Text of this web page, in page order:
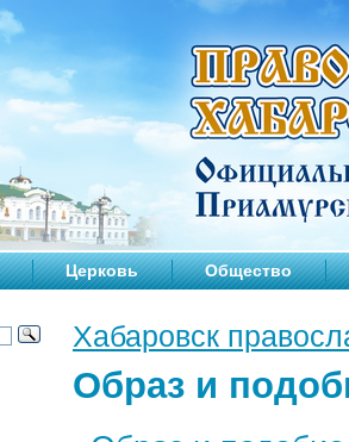
Церковь Общество
Хабаровск
Образ и